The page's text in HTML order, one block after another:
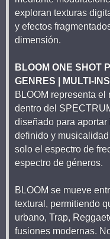
exploran texturas
y efectos
dimensión.
BLOOM ONE SHOT
GENRES | MULTI-
BLOOM representa
dentro del
diseñado para
definido y
solo el espectro de
espectro de géneros.
BLOOM se mueve
textural, permitiendo
urbano, Trap,
fusiones modernas.